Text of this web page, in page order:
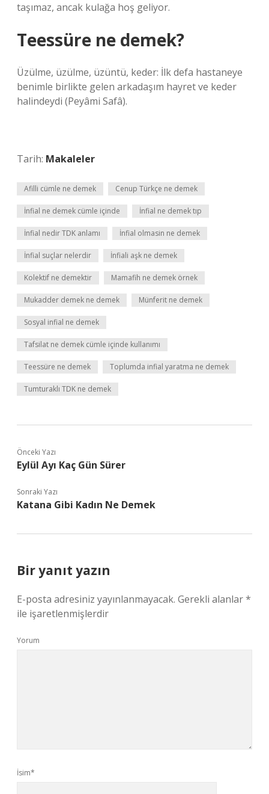
taşımaz, ancak kulağa hoş geliyor.
Teessüre ne demek?
Üzülme, üzülme, üzüntü, keder: İlk defa hastaneye
benimle birlikte gelen arkadaşım hayret ve keder
halindeydi (Peyâmi Safâ).
Tarih: Makaleler
Afilli cümle ne demek Cenup Türkçe ne demek
İnfial ne demek cümle içinde İnfial ne demek tıp
İnfial nedir TDK anlamı İnfial olmasin ne demek
İnfial suçlar nelerdir İnfiali aşk ne demek
Kolektif ne demektir Mamafih ne demek örnek
Mukadder demek ne demek Münferit ne demek
Sosyal infial ne demek
Tafsilat ne demek cümle içinde kullanımı
Teessüre ne demek Toplumda infial yaratma ne demek
Tumturaklı TDK ne demek
Önceki Yazı
Eylül Ayı Kaç Gün Sürer
Sonraki Yazı
Katana Gibi Kadın Ne Demek
Bir yanıt yazın
E-posta adresiniz yayınlanmayacak. Gerekli alanlar*
ile işaretlenmişlerdir
Yorum
İsim*